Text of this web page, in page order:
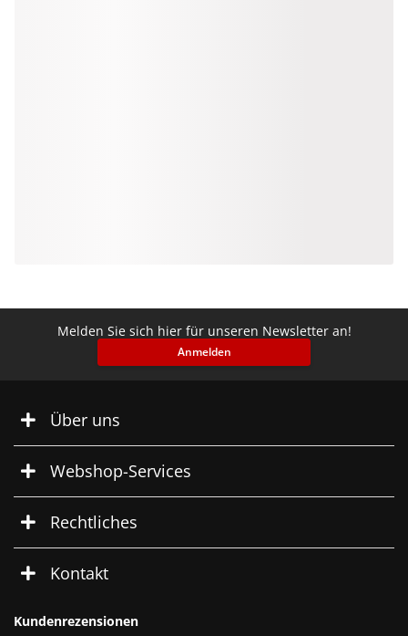
Melden Sie sich hier für unseren Newsletter an!
Anmelden
Über uns
Webshop-Services
Rechtliches
Kontakt
Kundenrezensionen